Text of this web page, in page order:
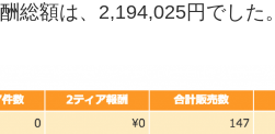
総額は、2,194,025円でした。